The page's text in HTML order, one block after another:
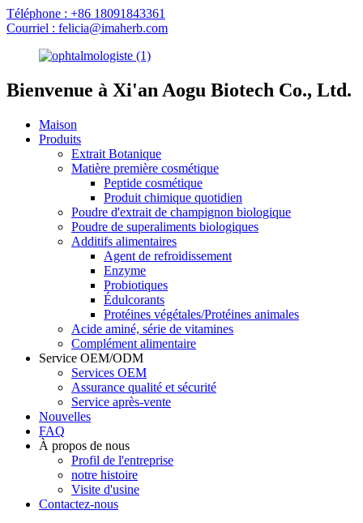
Téléphone : +86 18091843361
Courriel : felicia@imaherb.com
Bienvenue à Xi'an Aogu Biotech Co., Ltd.
Maison
Produits
Extrait Botanique
Matière première cosmétique
Peptide cosmétique
Produit chimique quotidien
Poudre d'extrait de champignon biologique
Poudre de superaliments biologiques
Additifs alimentaires
Agent de refroidissement
Enzyme
Probiotiques
Édulcorants
Protéines végétales/Protéines animales
Acide aminé, série de vitamines
Complément alimentaire
Service OEM/ODM
Services OEM
Assurance qualité et sécurité
Service après-vente
Nouvelles
FAQ
À propos de nous
Profil de l'entreprise
notre histoire
Visite d'usine
Contactez-nous